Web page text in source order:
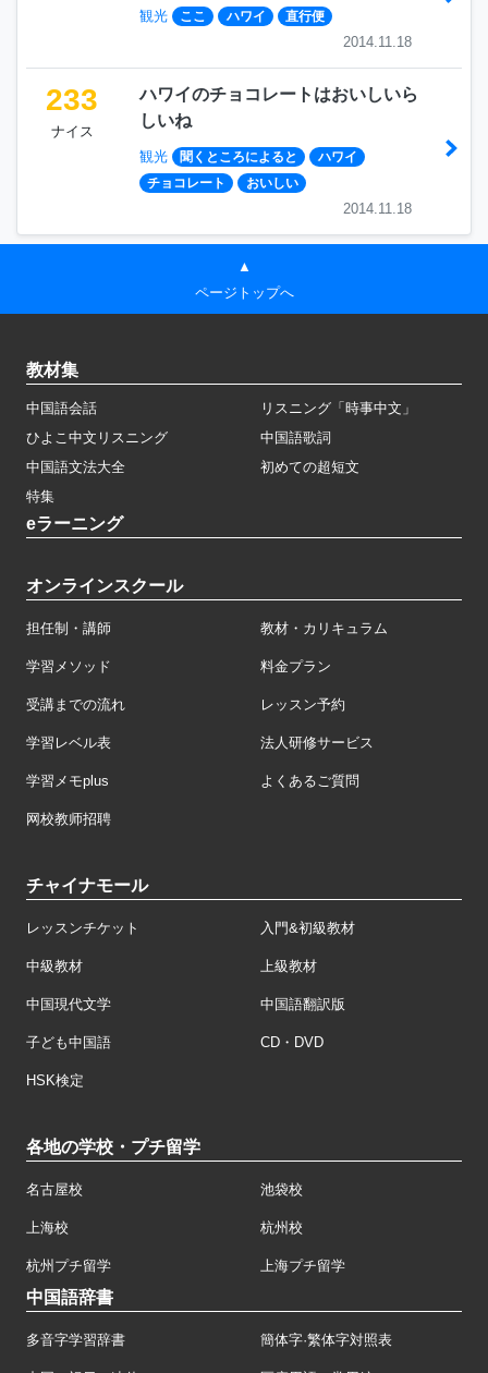
観光 ここ ハワイ 直行便
2014.11.18
233
ナイス
ハワイのチョコレートはおいしいら
しいね
観光 聞くところによると
ハワイ
チョコレート
おいしい
2014.11.18
▲
ページトップへ
教材集
中国語会話
リスニング「時事中文」
ひよこ中文リスニング
中国語歌詞
中国語文法大全
初めての超短文
特集
eラーニング
オンラインスクール
担任制・講師 教材・カリキュラム
学習メソッド 料金プラン
受講までの流れ レッスン予約
学習レベル表 法人研修サービス
学習メモplus よくあるご質問
网校教师招聘
チャイナモール
レッスンチケット 入門&初級教材
中級教材 上級教材
中国現代文学 中国語翻訳版
子ども中国語 CD・DVD
HSK検定
各地の学校・プチ留学
名古屋校 池袋校
上海校 杭州校
杭州プチ留学 上海プチ留学
中国語辞書
多音字学習辞書 簡体字·繁体字対照表